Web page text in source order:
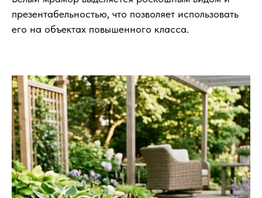
презентабельностью, что позволяет использовать
его на объектах повышенного класса.